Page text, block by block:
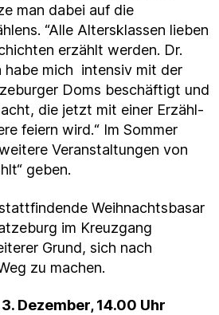
man dabei auf die
“Alle Altersklassen lieben
erzählt werden. Dr.
habe mich intensiv mit der
Doms beschäftigt und
die jetzt mit einer Erzähl-
feiern wird.“ Im Sommer
Veranstaltungen von
geben.
Weihnachtsbasar
im Kreuzgang
Grund, sich nach
zu machen.
Dezember, 14.00 Uhr